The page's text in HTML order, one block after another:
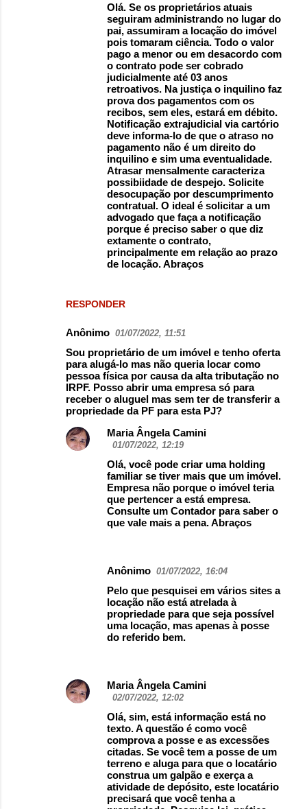
RESPONDER
Olá. Se os proprietários atuais
seguiram administrando no lugar do
pai, assumiram a locação do imóvel
pois tomaram ciência. Todo o valor
pago a menor ou em desacordo com
o contrato pode ser cobrado
judicialmente até 03 anos
retroativos. Na justiça o inquilino faz
prova dos pagamentos com os
recibos, sem eles, estará em débito.
Notificação extrajudicial via cartório
deve informa-lo de que o atraso no
pagamento não é um direito do
inquilino e sim uma eventualidade.
Atrasar mensalmente caracteriza
possibiidade de despejo. Solicite
desocupação por descumprimento
contratual. O ideal é solicitar a um
advogado que faça a notificação
porque é preciso saber o que diz
extamente o contrato,
principalmente em relação ao prazo
de locação. Abraços
Anônimo 01/07/2022, 11:51
Sou proprietário de um imóvel e tenho oferta
para alugá-lo mas não queria locar como
pessoa física por causa da alta tributação no
IRPF. Posso abrir uma empresa só para
receber o aluguel mas sem ter de transferir a
propriedade da PF para esta PJ?
Maria Ângela Camini
01/07/2022, 12:19
Olá, você pode criar uma holding
familiar se tiver mais que um imóvel.
Empresa não porque o imóvel teria
que pertencer a está empresa.
Consulte um Contador para saber o
que vale mais a pena. Abraços
Anônimo 01/07/2022, 16:04
Pelo que pesquisei em vários sites a
locação não está atrelada à
propriedade para que seja possível
uma locação, mas apenas à posse
do referido bem.
Maria Ângela Camini
02/07/2022, 12:02
Olá, sim, está informação está no
texto. A questão é como você
comprova a posse e as excessões
citadas. Se você tem a posse de um
terreno e aluga para que o locatário
construa um galpão e exerça a
atividade de depósito, este locatário
precisará que você tenha a